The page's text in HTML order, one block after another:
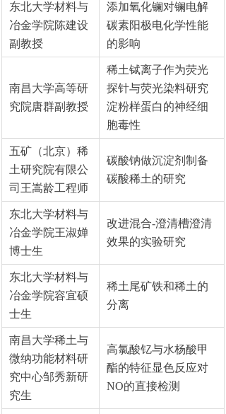
东北大学材料与
冶金学院陈建设
副教授
添加氧化镧对镧电解
碳素阳极电化学性能
的影响
南昌大学高等研
究院唐群副教授
稀土铽离子作为荧光
探针与荧光染料研究
淀粉样蛋白的神经细
胞毒性
五矿（北京）稀
土研究院有限公
司王嵩龄工程师
碳酸钠做沉淀剂制备
碳酸稀土的研究
东北大学材料与
冶金学院王淑婵
博士生
改进混合-澄清槽澄清
效果的实验研究
东北大学材料与
冶金学院容宜硕
士生
稀土尾矿铁和稀土的
分离
南昌大学稀土与
微纳功能材料研
究中心邹秀新研
究生
高氯酸钇与水杨酸甲
酯的特征显色反应对
NO的直接检测